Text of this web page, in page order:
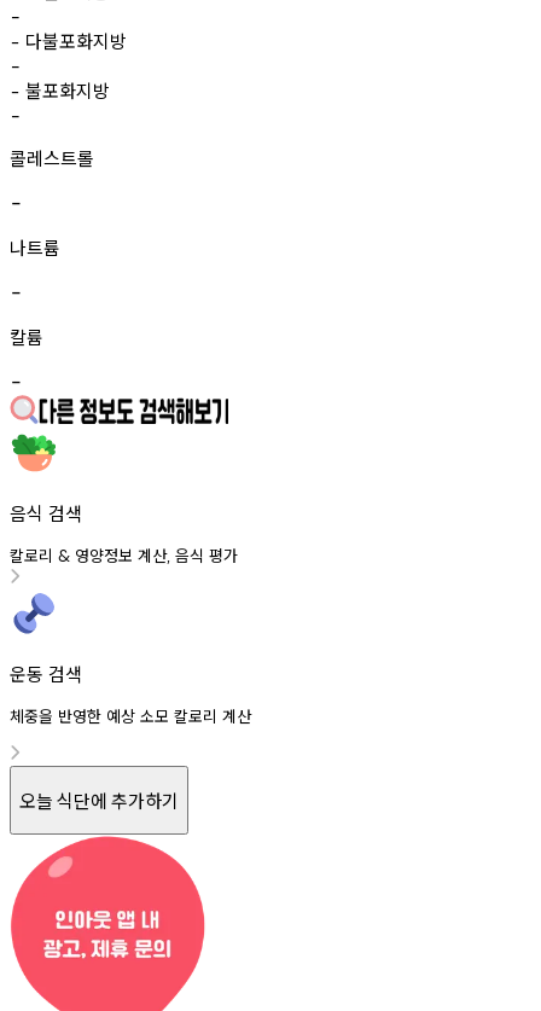
-
- 다불포화지방
-
- 불포화지방
-
콜레스트롤
-
나트륨
-
칼륨
-
음식 검색
칼로리 & 영양정보 계산, 음식 평가
운동 검색
체중을 반영한 예상 소모 칼로리 계산
오늘 식단에 추가하기